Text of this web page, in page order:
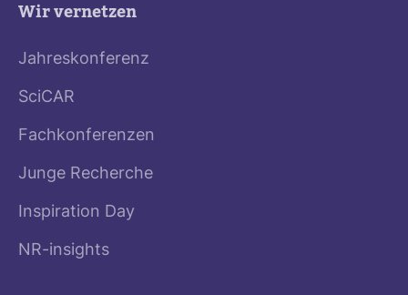
Wir vernetzen
Jahreskonferenz
SciCAR
Fachkonferenzen
Junge Recherche
Inspiration Day
NR-insights